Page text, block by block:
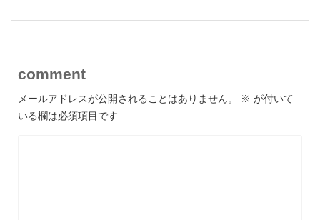
comment
メールアドレスが公開されることはありません。 ※ が付いて
いる欄は必須項目です